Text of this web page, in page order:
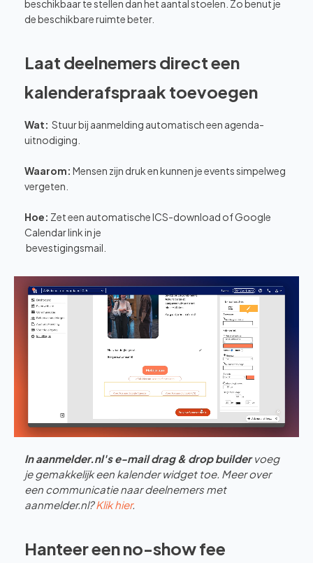
beschikbaar te stellen dan het aantal stoelen. Zo benut je
de beschikbare ruimte beter.
Laat deelnemers direct een
kalenderafspraak toevoegen
Wat: Stuur bij aanmelding automatisch een agenda-
uitnodiging.
Waarom: Mensen zijn druk en kunnen je events simpelweg
vergeten.
Hoe: Zet een automatische ICS-download of Google
Calendar link in je
bevestigingsmail.
In aanmelder.nl's e-mail drag & drop buildervoeg
je gemakkelijk een kalender widget toe. Meer over
een communicatie naar deelnemers met
aanmelder.nl?Klik hier.
Hanteer een no-show fee